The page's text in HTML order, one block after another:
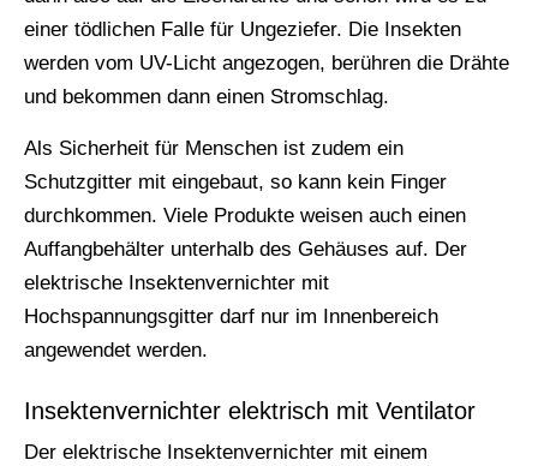
einer tödlichen Falle für Ungeziefer. Die Insekten
werden vom UV-Licht angezogen, berühren die Drähte
und bekommen dann einen Stromschlag.
Als Sicherheit für Menschen ist zudem ein
Schutzgitter mit eingebaut, so kann kein Finger
durchkommen. Viele Produkte weisen auch einen
Auffangbehälter unterhalb des Gehäuses auf. Der
elektrische Insektenvernichter mit
Hochspannungsgitter darf nur im Innenbereich
angewendet werden.
Insektenvernichter elektrisch mit Ventilator
Der elektrische Insektenvernichter mit einem